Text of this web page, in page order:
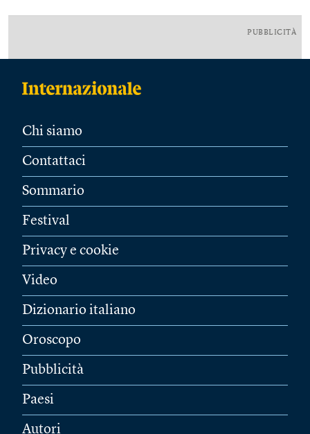
PUBBLICITÀ
Chi siamo
Contattaci
Sommario
Festival
Privacy e cookie
Video
Dizionario italiano
Oroscopo
Pubblicità
Paesi
Autori